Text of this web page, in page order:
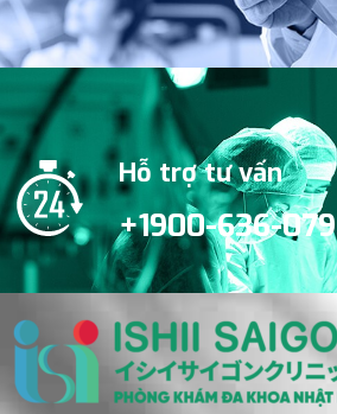
Hỗ trợ tư vấn
+1900-636-079